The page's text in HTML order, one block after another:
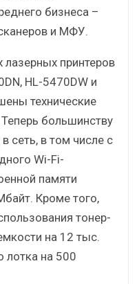
бизнеса –
и МФУ.
принтеров
HL-5470DW и
технические
Теперь большинству
сеть, в том числе с
Wi-Fi-
памяти
Кроме того,
тонер-
на 12 тыс.
лотка на 500